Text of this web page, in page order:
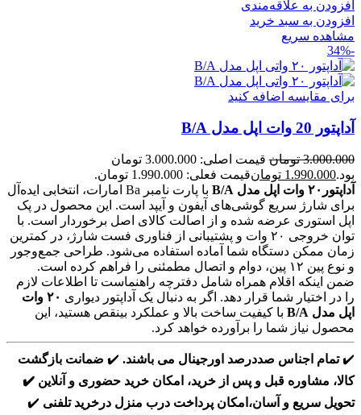
افزودن به علاقه‌مندی
افزودن به سبد خرید
مشاهده سریع
-34%
برای مقایسه اضافه کنید
آداپتور 20 وات اپل مدل B/A
3.000.000 تومان
قیمت اصلی: 3.000.000 تومان
بود.1.990.000 تومانقیمت فعلی: 1.990.000 تومان.
آداپتور۲۰ وات اپل مدل B/A
با پارت نامبر Ba امارات، انتخابی ایده‌آل
برای شارژ سریع گوشی‌های آیفون و آیپد است. این محصول در پک
اپل استوری عرضه شده و از اصالت کالای اصل برخوردار است. با
توان خروجی ۲۰ وات و پشتیبانی از فناوری فست شارژ، در کمترین
زمان ممکن دستگاه شما آماده استفاده می‌شود. طراحی جمع‌وجور
و نوع پین ۱۲ پین، دوام و اتصال مطمئنی را فراهم کرده است.
ضمن اینکه اقلام همراه شامل دفترچه راهنماست تا اطلاعات لازم
را در اختیار شما قرار دهد. اگر به دنبال یک آداپتور دیواری
۲۰ وات
اپل مدل B/A
با کیفیت ساخت بالا و عملکرد بینقص هستید، این
محصول نیاز شما را برآورده خواهد کرد.
✔️تمام اجناس صددرصد اورجینال می باشند. ✔️ ضمانت بازگشت
کالا، مشاوره قبل و پس از خرید، امکان خرید حضوری و آنلاین ✔️
تحویل سریع و آسان،امکان پرداخت درب منزل درخرید تلفنی ✔️